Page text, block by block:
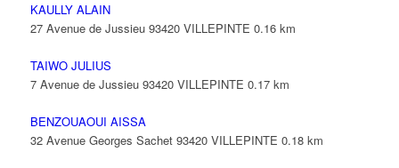
KAULLY ALAIN
27 Avenue de Jussieu 93420 VILLEPINTE 0.16 km
TAIWO JULIUS
7 Avenue de Jussieu 93420 VILLEPINTE 0.17 km
BENZOUAOUI AISSA
32 Avenue Georges Sachet 93420 VILLEPINTE 0.18 km